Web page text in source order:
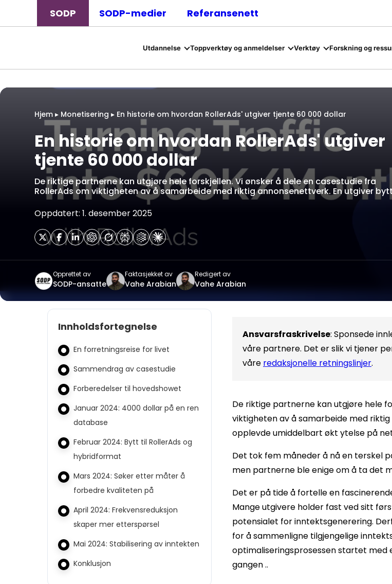
SODP SODP-medier Referansenett
Utdannelse Toppverktøy og anmeldelser Verktøy Forskning og
Hjem ▸ Monetisering ▸ En historie om hvordan RollerAds' utgiver tjente 60 000 dollar
En historie om hvordan RollerAds' utgiver
tjente 60 000 dollar
De riktige partnerne kan utgjøre hele forskjellen. Vi ønsker å dele en casestudie fra
RollerAds om viktigheten av å samarbeide med riktig annonsenettverk. En utgiver
Oppdatert: 1. desember 2025
Opprettet av
SODP-ansatte
Faktasjekket av
Vahe Arabian
Redigert av
Vahe Arabian
Innholdsfortegnelse
En forretningsreise for livet
Sammendrag av casestudie
Forberedelser til hovedshowet
Januar 2024: 4000 dollar på en ren
database
Februar 2024: Bytt til RollerAds og
hybridformat
Mars 2024: Søker etter måter å
forbedre kvaliteten på
April 2024: Frekvensreduksjon
skaper mer etterspørsel
Mai 2024: Stabilisering av inntekten
Konklusjon
Ansvarsfraskrivelse: Sponsede
våre partnere. Det er slik vi tjener
våre redaksjonelle retningslinjer.
De riktige partnerne kan utgjøre hele
viktigheten av å samarbeide med
opplevde umiddelbart økt ytelse på
Det tok fem måneder å nå en terskel
men partnerne ble enige om å ta det
Det er på tide å fortelle en
Mange utgivere holder fast ved sitt
potensialet for inntektsgenerering.
for å sammenligne tilgjengelige
optimaliseringsprosessen startet med
gangen ..